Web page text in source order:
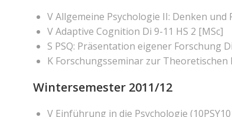
V Allgemeine Psychologie II: Denken und
V Adaptive Cognition Di 9-11 HS 2 [MSc]
S PSQ: Präsentation eigener Forschung
K Forschungsseminar zur Theoretischen
Wintersemester 2011/12
V Einführung in die Psychologie